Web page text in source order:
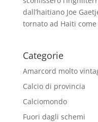
dall’haitiano Joe
tornato ad Haiti
Categorie
Amarcord molto
Calcio di provincia
Calciomondo
Fuori dagli schemi